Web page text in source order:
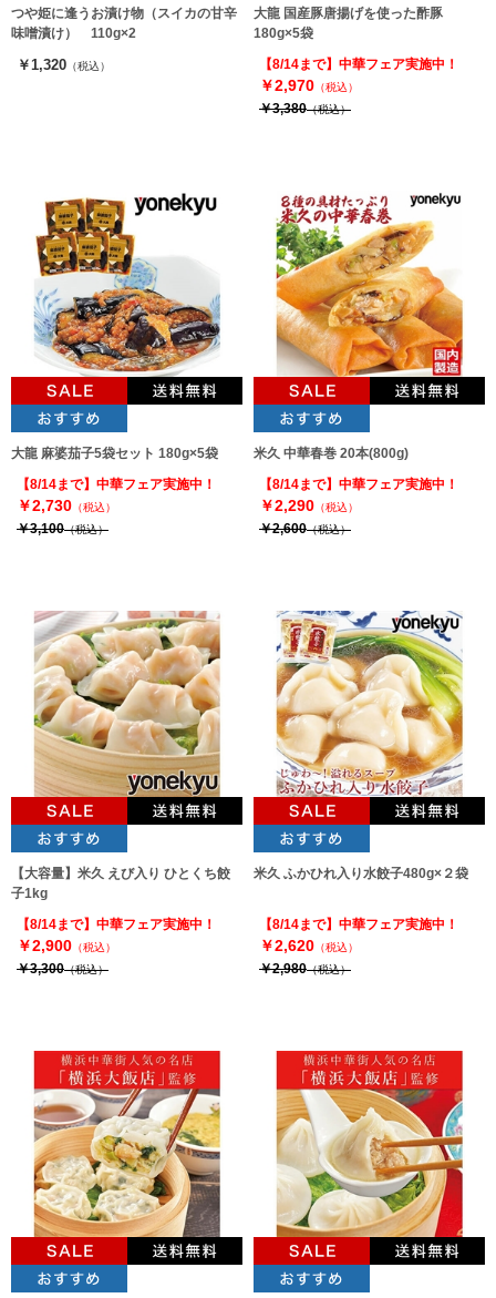
つや姫に逢うお漬け物（スイカの甘辛
味噌漬け） 110g×2
￥1,320 （税込）
大龍 国産豚唐揚げを使った酢豚
180g×5袋
【8/14まで】中華フェア実施中！
￥2,970 （税込）
￥3,380（税込）
大龍 麻婆茄子5袋セット 180g×5袋
【8/14まで】中華フェア実施中！
￥2,730 （税込）
￥3,100（税込）
米久 中華春巻 20本(800g)
【8/14まで】中華フェア実施中！
￥2,290 （税込）
￥2,600（税込）
【大容量】米久 えび入り ひとくち餃
子1kg
【8/14まで】中華フェア実施中！
￥2,900 （税込）
￥3,300（税込）
米久 ふかひれ入り水餃子480g×２袋
【8/14まで】中華フェア実施中！
￥2,620 （税込）
￥2,980（税込）